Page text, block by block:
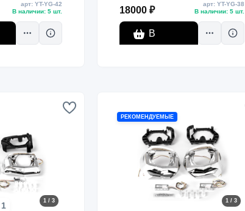
арт: YT-YG-42
В наличии: 5 шт.
подсветка, комплект
18000 ₽
арт: YT-YG-38
В наличии: 5 шт.
В
1 1 / 3
РЕКОМЕНДУЕМЫЕ
1 / 3